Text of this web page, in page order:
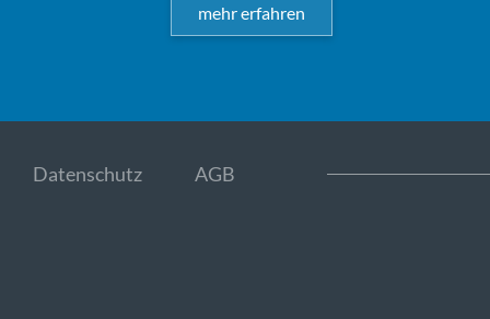
mehr erfahren
Datenschutz AGB